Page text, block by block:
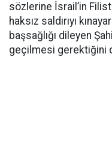
sözlerine İsrail’in
haksız saldırıyı
başsağlığı dileyen
geçilmesi gerektiğini